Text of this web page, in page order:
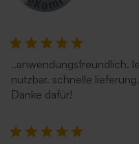
..anwendungsfreundlich.
nutzbar. schnelle
Danke dafür!